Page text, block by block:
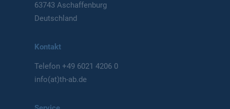
63743 Aschaffenburg
Deutschland
Kontakt
Telefon+49 6021 4206 0
info(at)th-ab.de